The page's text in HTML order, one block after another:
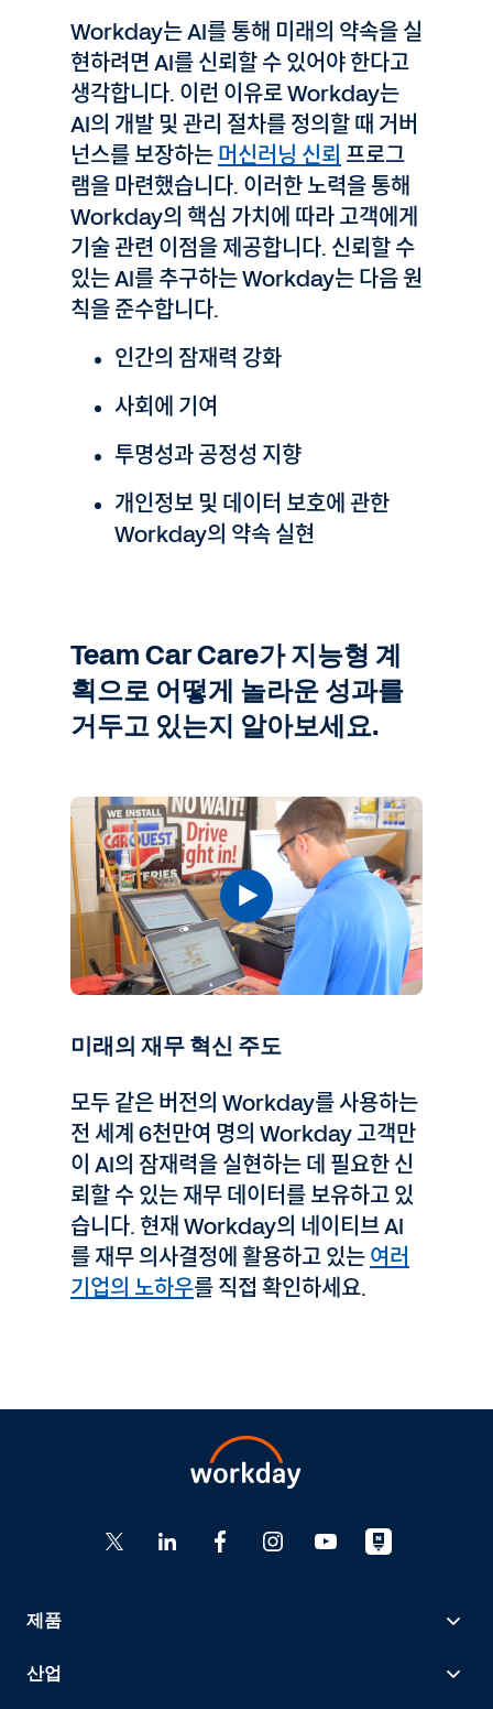
Workday는 AI를 통해 미래의 약속을 실
현하려면 AI를 신뢰할 수 있어야 한다고
생각합니다. 이런 이유로 Workday는
AI의 개발 및 관리 절차를 정의할 때 거버
넌스를 보장하는머신러닝 신뢰 프로그
램을 마련했습니다. 이러한 노력을 통해
Workday의 핵심 가치에 따라 고객에게
기술 관련 이점을 제공합니다. 신뢰할 수
있는 AI를 추구하는 Workday는 다음 원
칙을 준수합니다.
인간의 잠재력 강화
사회에 기여
투명성과 공정성 지향
개인정보 및 데이터 보호에 관한
Workday의 약속 실현
Team Car Care가 지능형 계
획으로 어떻게 놀라운 성과를
거두고 있는지 알아보세요.
미래의 재무 혁신 주도
모두 같은 버전의 Workday를 사용하는
전 세계 6천만여 명의 Workday 고객만
이 AI의 잠재력을 실현하는 데 필요한 신
뢰할 수 있는 재무 데이터를 보유하고 있
습니다. 현재 Workday의 네이티브 AI
를 재무 의사결정에 활용하고 있는여러
기업의 노하우를 직접 확인하세요.
제품
산업